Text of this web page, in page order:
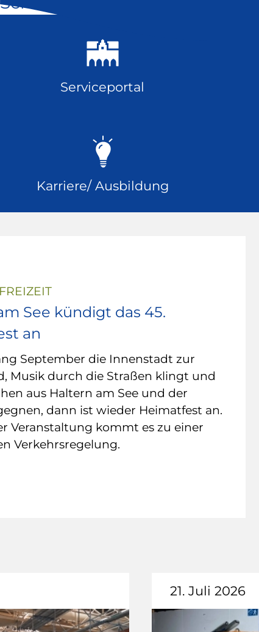
Serviceportal
Karriere/ Ausbildung
See kündigt das 45.
an
September die Innenstadt zur
Musik durch die Straßen klingt und
aus Haltern am See und der
dann ist wieder Heimatfest an.
Veranstaltung kommt es zu einer
Verkehrsregelung.
21. Juli 2026